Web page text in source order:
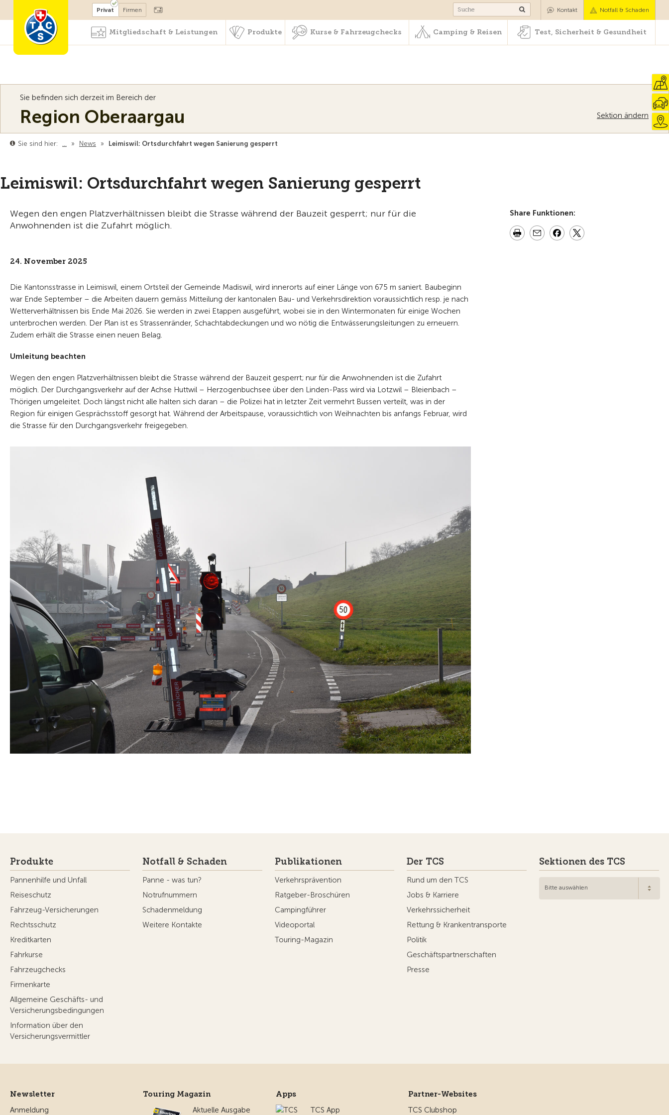
Mitglied werden Camping & Reisen Test, Sicherheit & Gesundheit
Privat Firmen Kontakt Notfall & Schaden
Mitgliedschaft & Leistungen Produkte Kurse & Fahrzeugchecks Camping & Reisen Test, Sicherheit & Gesundheit
Sie befinden sich derzeit im Bereich der
Region Oberaargau Sektion ändern
Sie sind hier: … » News » Leimiswil: Ortsdurchfahrt wegen Sanierung gesperrt
Leimiswil: Ortsdurchfahrt wegen Sanierung gesperrt
Wegen den engen Platzverhältnissen bleibt die Strasse während der Bauzeit gesperrt; nur für die
Anwohnenden ist die Zufahrt möglich.
24. November 2025
Die Kantonsstrasse in Leimiswil, einem Ortsteil der Gemeinde Madiswil, wird innerorts auf einer Länge von 675 m saniert. Baubeginn
war Ende September – die Arbeiten dauern gemäss Mitteilung der kantonalen Bau- und Verkehrsdirektion voraussichtlich resp. je nach
Wetterverhältnissen bis Ende Mai 2026. Sie werden in zwei Etappen ausgeführt, wobei sie in den Wintermonaten für einige Wochen
unterbrochen werden. Der Plan ist es Strassenränder, Schachtabdeckungen und wo nötig die Entwässerungsleitungen zu erneuern.
Zudem erhält die Strasse einen neuen Belag.
Umleitung beachten
Wegen den engen Platzverhältnissen bleibt die Strasse während der Bauzeit gesperrt; nur für die Anwohnenden ist die Zufahrt
möglich. Der Durchgangsverkehr auf der Achse Huttwil – Herzogenbuchsee über den Linden-Pass wird via Lotzwil – Bleienbach –
Thörigen umgeleitet. Doch längst nicht alle halten sich daran – die Polizei hat in letzter Zeit vermehrt Bussen verteilt, was in der
Region für einigen Gesprächsstoff gesorgt hat. Während der Arbeitspause, voraussichtlich von Weihnachten bis anfangs Februar, wird
die Strasse für den Durchgangsverkehr freigegeben.
Share Funktionen:
Produkte
Pannenhilfe und Unfall
Reiseschutz
Fahrzeug-Versicherungen
Rechtsschutz
Kreditkarten
Fahrkurse
Fahrzeugchecks
Firmenkarte
Allgemeine Geschäfts- und
Versicherungsbedingungen
Information über den
Versicherungsvermittler
Notfall & Schaden
Panne - was tun?
Notrufnummern
Schadenmeldung
Weitere Kontakte
Publikationen
Verkehrsprävention
Ratgeber-Broschüren
Campingführer
Videoportal
Touring-Magazin
Der TCS
Rund um den TCS
Jobs & Karriere
Verkehrssicherheit
Rettung & Krankentransporte
Politik
Geschäftspartnerschaften
Presse
Sektionen des TCS
Bitte auswählen
Newsletter
Anmeldung
Touring Magazin
Aktuelle Ausgabe
Apps
TCS App
Partner-Websites
TCS Clubshop